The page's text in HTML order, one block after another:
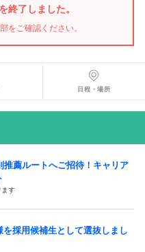
終了しました。
をご確認ください。
日程・場所
推薦ルートへご招待！キャリア
す
を採用候補生として選抜しまし